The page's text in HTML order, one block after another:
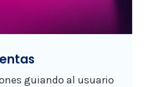
guiando al usuario